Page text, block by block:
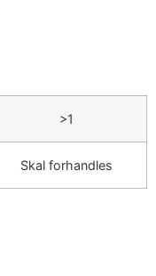
>1
Skal forhandles